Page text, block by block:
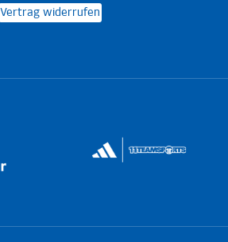
Vertrag widerrufen